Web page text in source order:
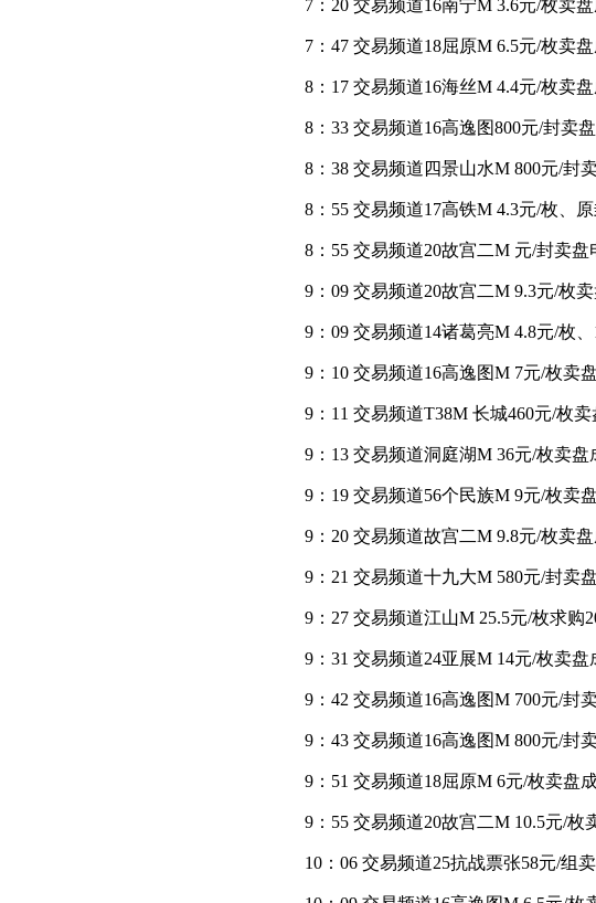
7：20 交易频道16南宁M 3.6元/枚卖
7：47 交易频道18屈原M 6.5元/枚卖
8：17 交易频道16海丝M 4.4元/枚卖
8：33 交易频道16高逸图800元/封卖
8：38 交易频道四景山水M 800元/封
8：55 交易频道17高铁M 4.3元/枚、
8：55 交易频道20故宫二M 元/封卖
9：09 交易频道20故宫二M 9.3元/枚
9：09 交易频道14诸葛亮M 4.8元/枚
9：10 交易频道16高逸图M 7元/枚卖
9：11 交易频道T38M 长城460元/枚
9：13 交易频道洞庭湖M 36元/枚卖盘
9：19 交易频道56个民族M 9元/枚卖
9：20 交易频道故宫二M 9.8元/枚卖
9：21 交易频道十九大M 580元/封卖
9：27 交易频道江山M 25.5元/枚求购
9：31 交易频道24亚展M 14元/枚卖
9：42 交易频道16高逸图M 700元/封
9：43 交易频道16高逸图M 800元/封
9：51 交易频道18屈原M 6元/枚卖盘
9：55 交易频道20故宫二M 10.5元/枚
10：06 交易频道25抗战票张58元/组